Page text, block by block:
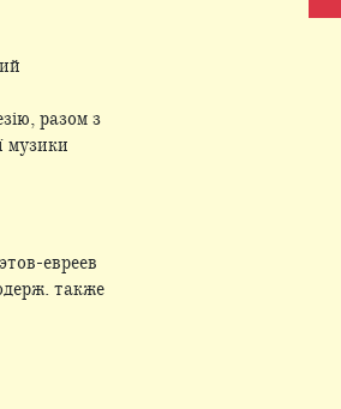
разом з
музики
евреев
также